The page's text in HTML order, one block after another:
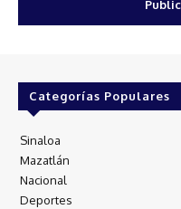
Categorías Populares
Sinaloa
Mazatlán
Nacional
Deportes